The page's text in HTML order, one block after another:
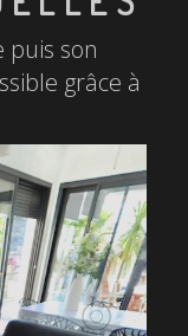
son
grâce à